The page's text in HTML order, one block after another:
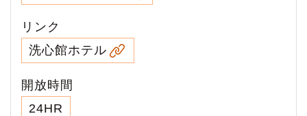
リンク
洗心館ホテル
開放時間
24HR